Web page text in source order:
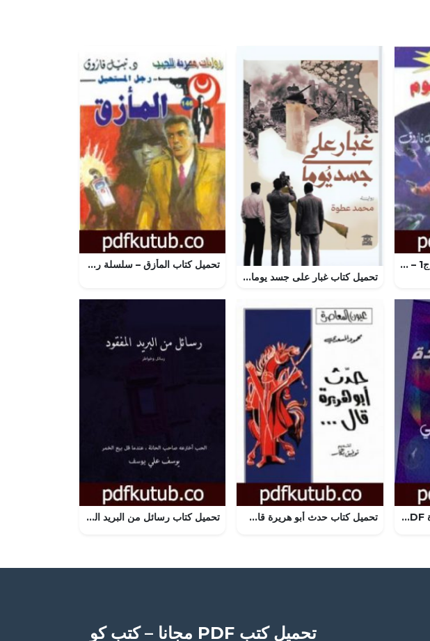
تحميل كتاب طريق النجوم ج1 – سلسلة ملف المستقبل PDF تأليف نبيل فاروق مجانا [كامل]
تحميل كتاب غبار على جسد يوما PDF محمد عطوة مجانا
تحميل كتاب المأزق – سلسلة رجل المستحيل PDF تأليف نبيل فاروق مجانا [كامل]
تحميل كتاب الطفل والدودة PDF تأليف صالح مبروكي مجانا [كامل] تحميل كتاب حدث أبو هريرة قال PDF تأليف محمود المسعدي مجانا [كامل] تحميل كتاب رسائل من البريد المفقود PDF تأليف يوسف علي يوسف مجانا [كامل]
تحميل كتب PDF مجانا – كتب كو